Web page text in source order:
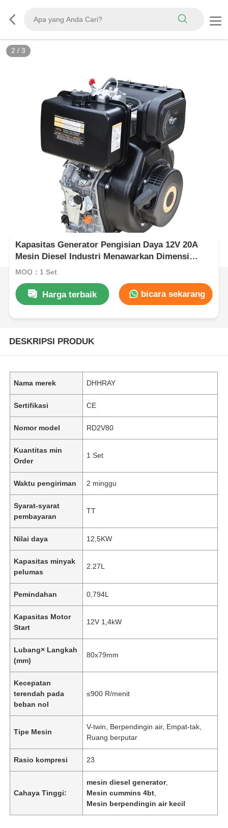
2 / 3
Kapasitas Generator Pengisian Daya 12V 20A
Mesin Diesel Industri Menawarkan Dimensi
Keseluruhan 616×486×528 untuk Daya Industri
MOQ：1 Set
Harga terbaik bicara sekarang
DESKRIPSI PRODUK
Nama merek DHHRAY
Sertifikasi CE
Nomor model RD2V80
Kuantitas min
Order
1 Set
Waktu pengiriman 2 minggu
Syarat-syarat
pembayaran
TT
Nilai daya 12,5KW
Kapasitas minyak
pelumas
2.27L
Pemindahan 0,794L
Kapasitas Motor
Start
12V 1,4kW
Lubang× Langkah
(mm)
80x79mm
Kecepatan
terendah pada
beban nol
≤900 R/menit
Tipe Mesin
V-twin, Berpendingin air, Empat-tak,
Ruang berputar
Rasio kompresi 23
Cahaya Tinggi:
mesin diesel generator,
Mesin cummins 4bt
Mesin berpendingin air kecil